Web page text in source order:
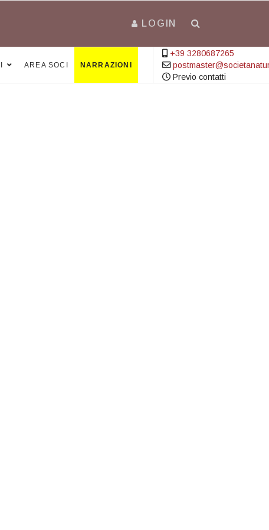
LOGIN
AREA SOCI NARRAZIONI
+39 3280687265
Previo contatti